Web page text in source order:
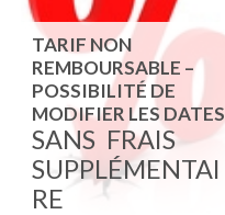
TARIF NON
REMBOURSABLE –
POSSIBILITÉ DE
MODIFIER LES DATES
SANS FRAIS
SUPPLÉMENTAI
RE